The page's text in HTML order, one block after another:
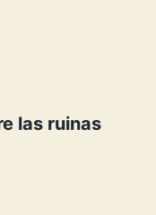
las ruinas